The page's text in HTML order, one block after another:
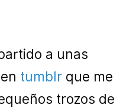
a unas
tumblr que me
trozos de